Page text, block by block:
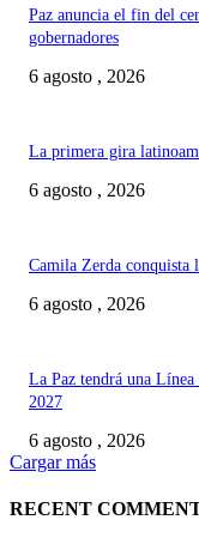
Paz anuncia el fin del
gobernadores
6 agosto , 2026
La primera gira
6 agosto , 2026
Camila Zerda conquista
6 agosto , 2026
La Paz tendrá una
2027
6 agosto , 2026
Cargar más
RECENT